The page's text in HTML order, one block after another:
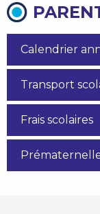
Calendrier
Transport
Frais scolaires